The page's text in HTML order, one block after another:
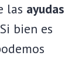
las ayudas
bien es